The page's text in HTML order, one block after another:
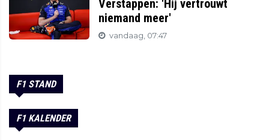
Verstappen: 'Hij vertrouwt
niemand meer'
vandaag, 07:47
F1 STAND
F1 KALENDER